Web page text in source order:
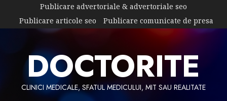
content
Publicare advertoriale & advertoriale seo
Publicare articole seo
Publicare comunicate de presa
DOCTORITE
CLINICI MEDICALE, SFATUL MEDICULUI, MIT SAU REALITATE